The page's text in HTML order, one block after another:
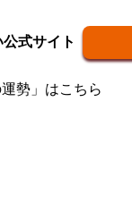
式サイト
勢」はこちら